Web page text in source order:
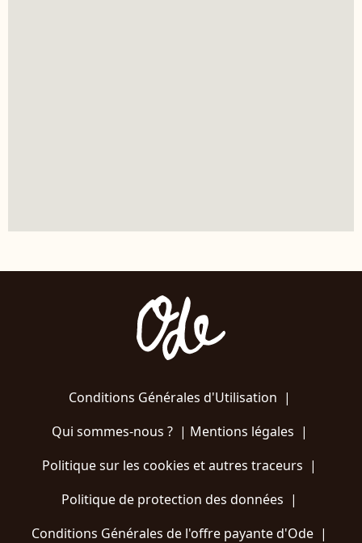
Conditions Générales d'Utilisation |
Qui sommes-nous ?| Mentions légales |
Politique sur les cookies et autres traceurs |
Politique de protection des données |
Conditions Générales de l'offre payante d'Ode |